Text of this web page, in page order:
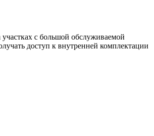
с большой обслуживаемой
доступ к внутренней комплектации